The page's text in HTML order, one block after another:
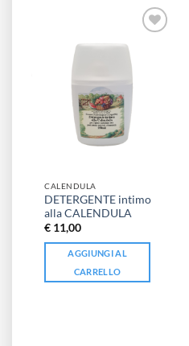
CALENDULA
DETERGENTE intimo
alla CALENDULA
€ 11,00
AGGIUNGI AL
CARRELLO